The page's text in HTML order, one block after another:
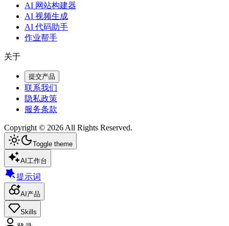
AI 网站构建器
AI 视频生成
AI 代码助手
作业帮手
关于
提交产品
联系我们
隐私政策
服务条款
Copyright © 2026 All Rights Reserved.
Toggle theme
AI工作台
提示词
AI产品
Skills